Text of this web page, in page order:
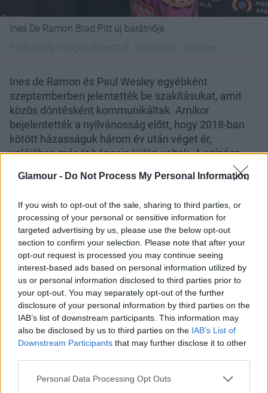
Glamour - Do Not Process My Personal Information
If you wish to opt-out of the sale, sharing to third parties, or
processing of your personal or sensitive information for
targeted advertising by us, please use the below opt-out
section to confirm your selection. Please note that after your
opt-out request is processed you may continue seeing
interest-based ads based on personal information utilized by
us or personal information disclosed to third parties prior to
your opt-out. You may separately opt-out of the further
disclosure of your personal information by third parties on the
IAB’s list of downstream participants. This information may
also be disclosed by us to third parties on the IAB’s List of
Downstream Participants that may further disclose it to other
Please note that this website/app uses one or more Google
Personal Data Processing Opt Outs
Ines De Ramon Brad Pitt új barátnője
Ines de Ramon és Paul Wesley egyébként
szeptemberben jelentették be szakításukat, amit
közös döntésként kommunikáltak. Amikor
bejelentették a nyilvánosság előtt, hogy 2018-ban
kötött házasságuk három év után véget ér,
valójában már öt hónapja külön voltak. A színész
azóta a mindössze 22 éves Natalie Kuckenburg
modellel költözött össze, exe azonban úgy tűnik,
szándékosan nem veri nagy dobra, kivel ismerkedik,
nagyon tart ugyanis attól, hogy Angelina Jolie nem
nézné jó szemmel, és ellene hangolná a gyerekeket,
kapcsolatuk pedig már így is eléggé terhelt.